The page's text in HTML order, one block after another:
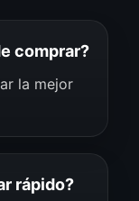
comprar?
la mejor
rápido?